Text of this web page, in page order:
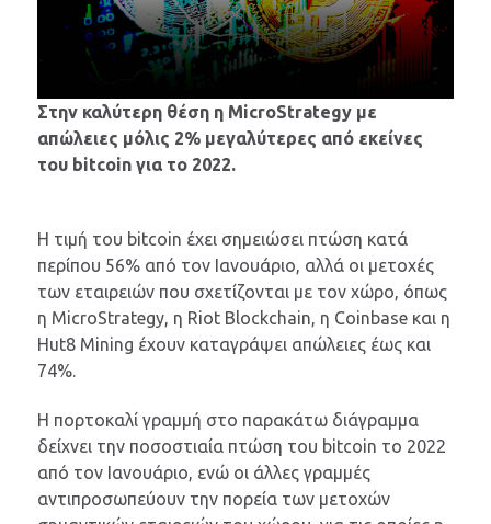
Στην καλύτερη θέση η MicroStrategy με
απώλειες μόλις 2% μεγαλύτερες από εκείνες
του bitcoin για το 2022.
Η τιμή του bitcoin έχει σημειώσει πτώση κατά
περίπου 56% από τον Ιανουάριο, αλλά οι μετοχές
των εταιρειών που σχετίζονται με τον χώρο, όπως
η MicroStrategy, η Riot Blockchain, η Coinbase και η
Hut8 Mining έχουν καταγράψει απώλειες έως και
74%.
Η πορτοκαλί γραμμή στο παρακάτω διάγραμμα
δείχνει την ποσοστιαία πτώση του bitcoin το 2022
από τον Ιανουάριο, ενώ οι άλλες γραμμές
αντιπροσωπεύουν την πορεία των μετοχών